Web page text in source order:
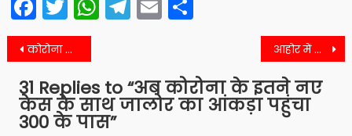
Post
navigation
कोरोना महामारी से बचाव के लिए दिलवाई शपथ आहोर में दो बहनों की मौत छोड़ गई कई सवाल
31 Replies to “अब कोरोना के इतने नए
केस के साथ जालोर का आंकड़ा पहुंचा
300 के पास”